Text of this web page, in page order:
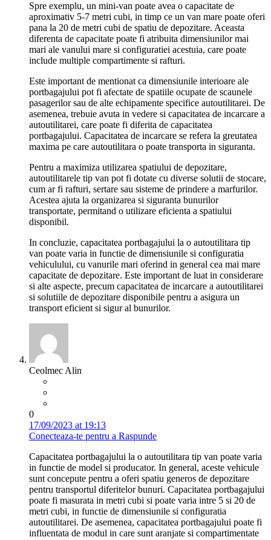
Spre exemplu, un mini-van poate avea o capacitate de
aproximativ 5-7 metri cubi, in timp ce un van mare poate oferi
pana la 20 de metri cubi de spatiu de depozitare. Aceasta
diferenta de capacitate poate fi atribuita dimensiunilor mai
mari ale vanului mare si configuratiei acestuia, care poate
include multiple compartimente si rafturi.
Este important de mentionat ca dimensiunile interioare ale
portbagajului pot fi afectate de spatiile ocupate de scaunele
pasagerilor sau de alte echipamente specifice autoutilitarei. De
asemenea, trebuie avuta in vedere si capacitatea de incarcare a
autoutilitarei, care poate fi diferita de capacitatea
portbagajului. Capacitatea de incarcare se refera la greutatea
maxima pe care autoutilitara o poate transporta in siguranta.
Pentru a maximiza utilizarea spatiului de depozitare,
autoutilitarele tip van pot fi dotate cu diverse solutii de stocare,
cum ar fi rafturi, sertare sau sisteme de prindere a marfurilor.
Acestea ajuta la organizarea si siguranta bunurilor
transportate, permitand o utilizare eficienta a spatiului
disponibil.
In concluzie, capacitatea portbagajului la o autoutilitara tip
van poate varia in functie de dimensiunile si configuratia
vehiculului, cu vanurile mari oferind in general cea mai mare
capacitate de depozitare. Este important de luat in considerare
si alte aspecte, precum capacitatea de incarcare a autoutilitarei
si solutiile de depozitare disponibile pentru a asigura un
transport eficient si sigur al bunurilor.
Ceolmec Alin
0
17/09/2023 at 19:13
Conecteaza-te pentru a Raspunde
Capacitatea portbagajului la o autoutilitara tip van poate varia
in functie de model si producator. In general, aceste vehicule
sunt concepute pentru a oferi spatiu generos de depozitare
pentru transportul diferitelor bunuri. Capacitatea portbagajului
poate fi masurata in metri cubi si poate varia intre 5 si 20 de
metri cubi, in functie de dimensiunile si configuratia
autoutilitarei. De asemenea, capacitatea portbagajului poate fi
influentata de modul in care sunt aranjate si compartimentate